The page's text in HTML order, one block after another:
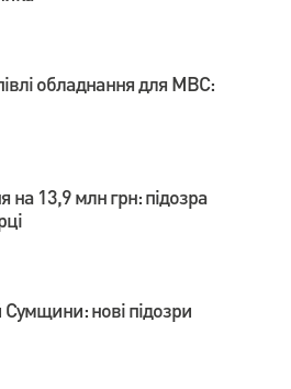
обладнання для МВС:
на 13,9 млн грн: підозра
Сумщини: нові підозри